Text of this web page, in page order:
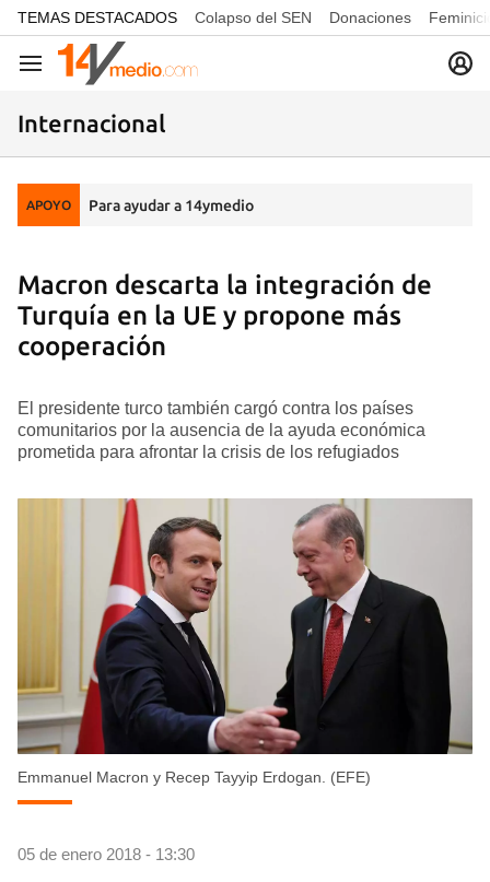
common.go-to-content
TEMAS DESTACADOS Colapso del SEN Donaciones
Navegación
Internacional
APOYO Para ayudar a 14ymedio
Macron descarta la integración de
Turquía en la UE y propone más
cooperación
El presidente turco también cargó contra los países
comunitarios por la ausencia de la ayuda económica
prometida para afrontar la crisis de los refugiados
Emmanuel Macron y Recep Tayyip Erdogan. (EFE)
05 de enero 2018 - 13:30